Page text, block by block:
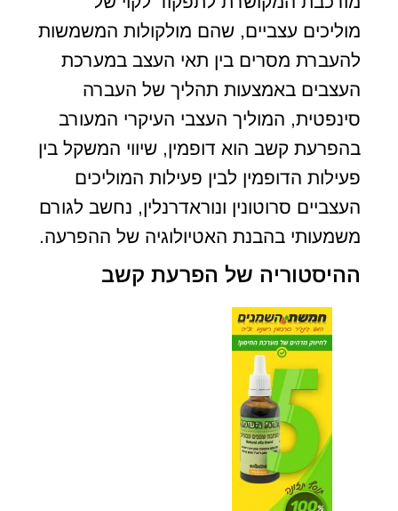
מוליכים עצביים, שהם מולקולות המשמשות
להעברת מסרים בין תאי העצב במערכת
העצבים באמצעות תהליך של העברה
סינפטית, המוליך העצבי העיקרי המעורב
בהפרעת קשב הוא דופמין, שיווי המשקל בין
פעילות הדופמין לבין פעילות המוליכים
העצביים סרוטונין ונוראדרנלין, נחשב לגורם
משמעותי בהבנת האטיולוגיה של ההפרעה.
ההיסטוריה של הפרעת קשב